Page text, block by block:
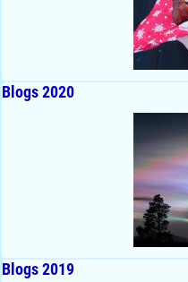
Blogs 2020
Blogs 2019